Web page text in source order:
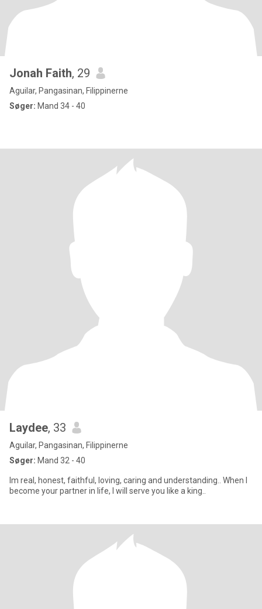
Jonah Faith, 29
Aguilar, Pangasinan, Filippinerne
Søger: Mand 34 - 40
Laydee, 33
Aguilar, Pangasinan, Filippinerne
Søger: Mand 32 - 40
Im real, honest, faithful, loving, caring and understanding.. When I
become your partner in life, I will serve you like a king..